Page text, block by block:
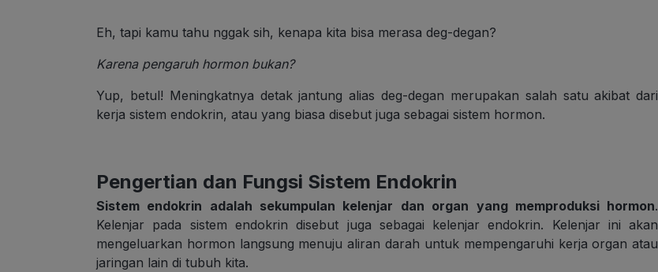
Eh, tapi kamu tahu nggak sih, kenapa kita bisa merasa deg-degan?
Karena pengaruh hormon bukan?
Yup, betul! Meningkatnya detak jantung alias deg-degan merupakan salah satu akibat dari
kerja sistem endokrin, atau yang biasa disebut juga sebagai sistem hormon.
Pengertian dan Fungsi Sistem Endokrin
Sistem endokrin adalah sekumpulan kelenjar dan organ yang memproduksi hormon.
Kelenjar pada sistem endokrin disebut juga sebagai kelenjar endokrin. Kelenjar ini akan
mengeluarkan hormon langsung menuju aliran darah untuk mempengaruhi kerja organ atau
jaringan lain di tubuh kita.